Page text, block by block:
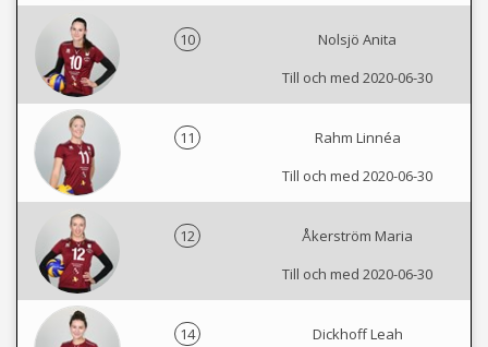
10
Nolsjö Anita
Till och med 2020-06-30
11
Rahm Linnéa
Till och med 2020-06-30
12
Åkerström Maria
Till och med 2020-06-30
14
Dickhoff Leah